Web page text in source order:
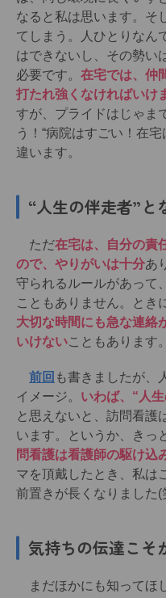
なると私は思います。そ
てしまう。人ひとりなん
はできないし、その勢い
必要です。 在宅では、仲
打たれ強くなければいけ
すが、プライドはじゃま
う！“病院はすごい！在
違います。
“人生の伴走者”と
ただ在宅は、自分の責
ので、やりがいは十分あ
守られるルールがあって
こともありません。とき
大切な時間にも急な連絡
いけないこともあります。
前回 も書きましたが、
イメージ。 いわば、“人
と思えないと、訪問看護
います。というか、きっ
問看護は看護師の駆け込
マを頂戴したとき、私は
前置きが長くなりました(
気持ちの伝達こそ
まだほかにも知ってほ